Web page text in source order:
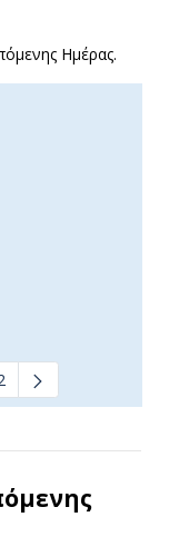
Ημέρας.
σελίδες Use